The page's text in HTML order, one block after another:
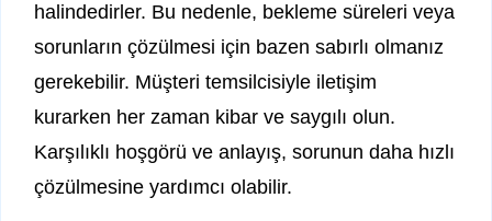
halindedirler. Bu nedenle, bekleme süreleri veya
sorunların çözülmesi için bazen sabırlı olmanız
gerekebilir. Müşteri temsilcisiyle iletişim
kurarken her zaman kibar ve saygılı olun.
Karşılıklı hoşgörü ve anlayış, sorunun daha hızlı
çözülmesine yardımcı olabilir.